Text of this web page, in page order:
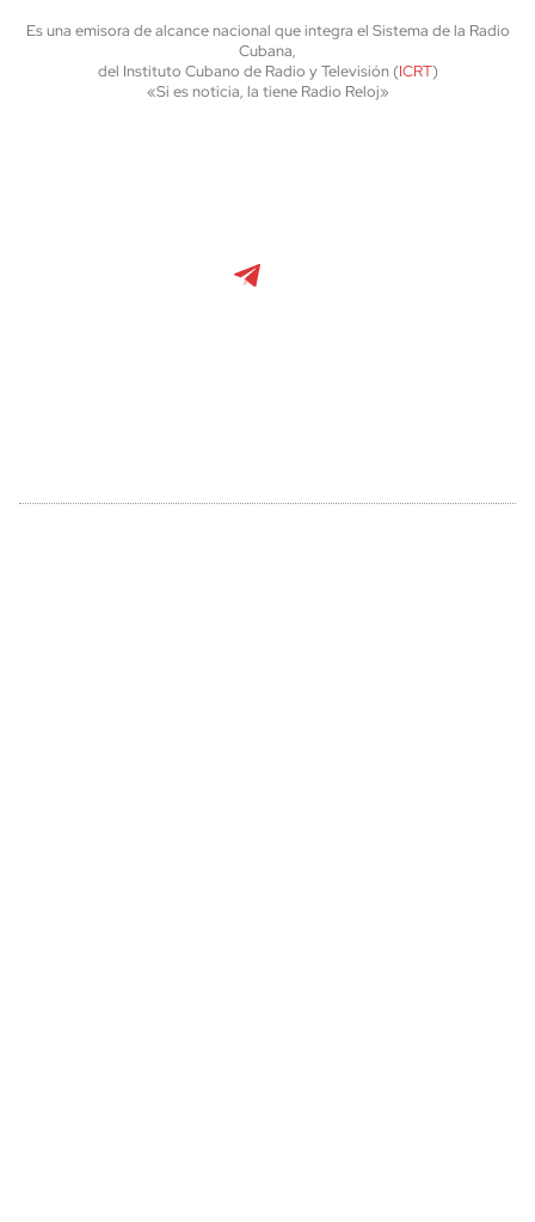
Es una emisora de alcance nacional que integra el Sistema de la Radio
Cubana,
del Instituto Cubano de Radio y Televisión (ICRT)
«Si es noticia, la tiene Radio Reloj»